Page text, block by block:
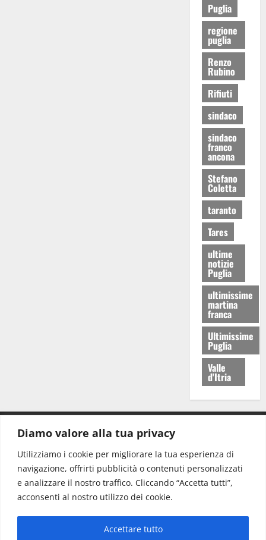
Diamo valore alla tua privacy
Utilizziamo i cookie per migliorare la tua esperienza di
navigazione, offrirti pubblicità o contenuti personalizzati
e analizzare il nostro traffico. Cliccando “Accetta tutti”,
acconsenti al nostro utilizzo dei cookie.
Accettare tutto
Puglia
regione
puglia
Renzo
Rubino
Rifiuti
sindaco
sindaco
franco
ancona
Stefano
Coletta
taranto
Tares
ultime
notizie
Puglia
ultimissime
martina
franca
Ultimissime
Puglia
Valle
d'Itria
Redazione: redazione@www.martinasera.it
Direttore:direttore@www.martinasera.it
Info & Commerciale:info@www.martinasera.it